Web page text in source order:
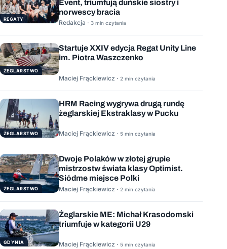
REGATY
Event, triumfują duńskie siostry i
norwescy bracia
Redakcja · 3 min czytania
ŻEGLARSTWO
Startuje XXIV edycja Regat Unity Line
im. Piotra Waszczenko
Maciej Frąckiewicz · 2 min czytania
ŻEGLARSTWO
HRM Racing wygrywa drugą rundę
żeglarskiej Ekstraklasy w Pucku
Maciej Frąckiewicz · 5 min czytania
ŻEGLARSTWO
Dwoje Polaków w złotej grupie
mistrzostw świata klasy Optimist.
Siódme miejsce Polki
Maciej Frąckiewicz · 2 min czytania
GDYNIA
Żeglarskie ME: Michał Krasodomski
triumfuje w kategorii U29
Maciej Frąckiewicz · 5 min czytania